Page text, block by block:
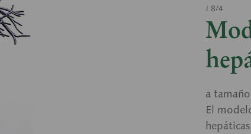
J 8/4
a
El